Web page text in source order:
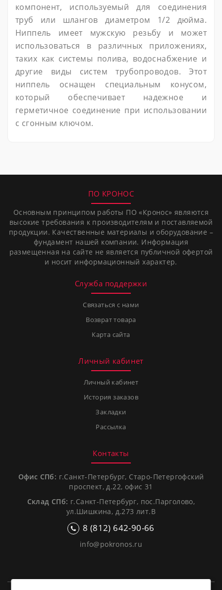
компонент, используемый для соединения
труб или шлангов диаметром 1/2 дюйма.
Ниппель имеет мужскую резьбу и может
использоваться в различных приложениях,
таких как системы полива, водоснабжение и
другие виды систем трубопроводов. Этот
ниппель оснащен специальным конусом,
который обеспечивает надежное и
герметичное соединение при использовании
с сгонным ключом.
ПО КРОНОС
Основным принципом работы ПО «Кронос» являются
высокие требования к производителям и поставляемой
продукции. Качественные материалы и оборудование –
фундамент нашей компании. Информация
размещенная на сайте не является публичной офертой
и носит информационный характер.
Служба поддержки
Связаться с нами
Возврат товара
Карта сайта
Личный кабинет
Личный кабинет
История заказов
Закладки
Рассылка
Контакты
Офис СПб: г.Санкт-Петербург, Старо-Петергофский
проспект, д.22, офис 31
Склад СПб: г.Санкт-Петербург, пос.Парголово,
ул.Шишкина, д.273 лит.В
8 (812) 642-90-66
info@pokronos.ru